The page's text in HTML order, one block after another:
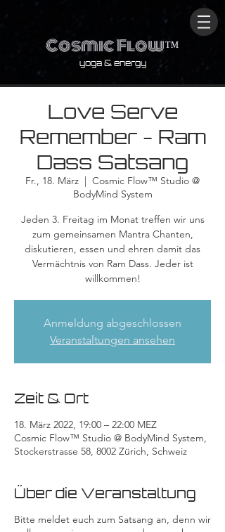
Cosmic Flow™
yoga & energy
Love Serve
Remember - Ram
Dass Satsang
Fr., 18. März
  |
Cosmic Flow™ Studio @
BodyMind System
Jeden 3. Freitag im Monat treffen wir uns
zum gemeinsamen Mantra Chanten,
diskutieren, essen und ehren damit das
Vermächtnis von Ram Dass. Jeder ist
willkommen!
Anmeldung abgeschlossen
Veranstaltungen ansehen
Zeit & Ort
18. März 2022, 19:00 – 22:00 MEZ
Cosmic Flow™ Studio @ BodyMind System,
Stockerstrasse 58, 8002 Zürich, Schweiz
Über die Veranstaltung
Bitte meldet euch zum Satsang an, denn wir